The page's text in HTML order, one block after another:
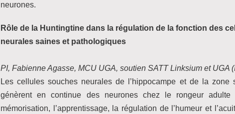
neurones.
Rôle de la Huntingtine dans la régulation de la fonction des
neurales saines et pathologiques
PI, Fabienne Agasse, MCU UGA, soutien SATT Linksium et UGA
Les cellules souches neurales de l’hippocampe et de la zone
génèrent en continue des neurones chez le rongeur
mémorisation, l’apprentissage, la régulation de l’humeur et